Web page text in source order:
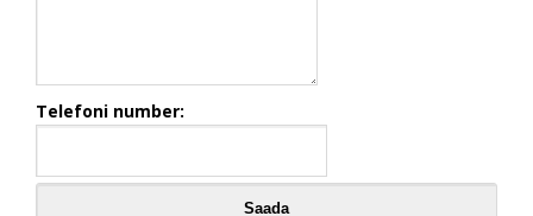
Telefoni number: